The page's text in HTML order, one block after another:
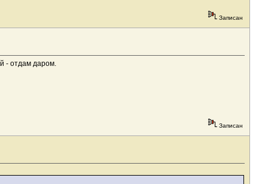
Записан
- отдам даром.
Записан